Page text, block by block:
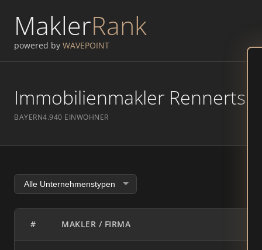
MaklerRank
powered by WAVEPOINT
Immobilienmakler
BAYERN4.940 EINWOHNER
# MAKLER / FIRMA